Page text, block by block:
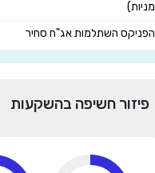
מניות)
הפניקס השתלמות אג"ח סחיר
פיזור חשיפה בהשקעות